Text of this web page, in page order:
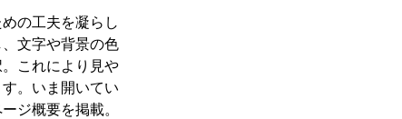
の工夫を凝らし
文字や背景の色
これにより見や
。いま開いてい
ジ概要を掲載。